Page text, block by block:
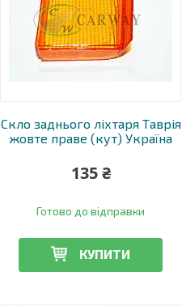
Скло заднього ліхтаря Таврія
жовте праве (кут) Україна
135 ₴
Готово до відправки
КУПИТИ